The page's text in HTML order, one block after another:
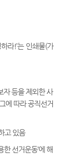
라!’는 인쇄물(가
자 등을 제외한 사
에 따라 공직선거
고 있음
선거운동’에 해